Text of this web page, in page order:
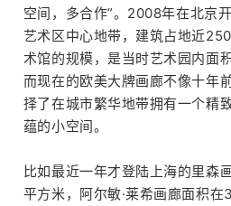
空间，多合作”。2008年在北京
艺术区中心地带，建筑占地近
术馆的规模，是当时艺术园内面
而现在的欧美大牌画廊不像十年
择了在城市繁华地带拥有一个精
蕴的小空间。
比如最近一年才登陆上海的里森
平方米，阿尔敏·莱希画廊面积